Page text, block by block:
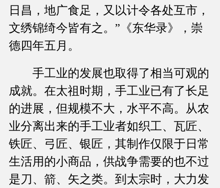
日昌，地广食足，又以计令各处互市，
文绣锦绮今皆有之。”《东华录》，崇
德四年五月。
手工业的发展也取得了相当可观的
成就。在太祖时期，手工业已有了长足
的进展，但规模不大，水平不高。从农
业分离出来的手工业者如织工、瓦匠、
铁匠、弓匠、银匠，其制作仅限于日常
生活用的小商品，供战争需要的也不过
是刀、箭、矢之类。到太宗时，大力发